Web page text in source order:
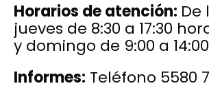
Horarios de atención: De
jueves de 8:30 a 17:30
y domingo de 9:00 a
Informes: Teléfono 5580